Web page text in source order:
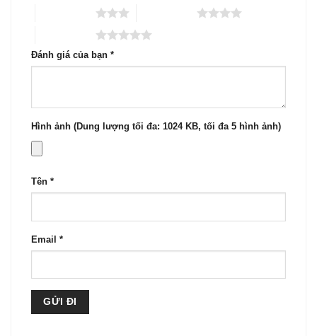
Đánh giá của bạn *
Hình ảnh (Dung lượng tối đa: 1024 KB, tối đa 5 hình ảnh)
Tên *
Email *